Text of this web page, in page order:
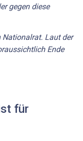
gegen diese
Nationalrat. Laut der
Ende
für